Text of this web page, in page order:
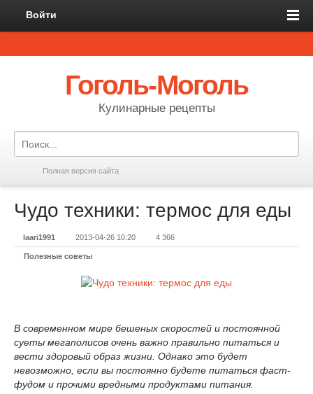
Войти
Гоголь-Моголь
Кулинарные рецепты
Полная версия сайта
Чудо техники: термос для еды
laari1991 2013-04-26 10:20 4 366
Полезные советы
В современном мире бешеных скоростей и постоянной
суеты мегаполисов очень важно правильно питаться и
вести здоровый образ жизни. Однако это будет
невозможно, если вы постоянно будете питаться фаст-
фудом и прочими вредными продуктами питания.